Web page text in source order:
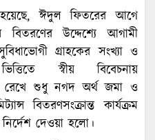
ঈদুল ফিতরের আগে
বিতরণের উদ্দেশ্যে আগামী
গ্রাহকের সংখ্যা ও
স্বীয় বিবেচনায়
রেখে শুধু নগদ অর্থ জমা ও
বিতরণসংক্রান্ত কার্যক্রম
দেওয়া হলো।